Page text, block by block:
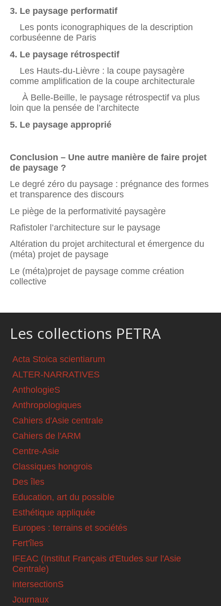
3. Le paysage performatif
Les ponts iconographiques de la description
corbuséenne de Paris
4. Le paysage rétrospectif
Les Hauts-du-Lièvre : la coupe paysagère
comme amplification de la coupe architecturale
À Belle-Beille, le paysage rétrospectif va plus
loin que la pensée de l’architecte
5. Le paysage approprié
Conclusion – Une autre manière de faire projet
de paysage ?
Le degré zéro du paysage : prégnance des formes
et transparence des discours
Le piège de la performativité paysagère
Rafistoler l’architecture sur le paysage
Altération du projet architectural et émergence du
(méta) projet de paysage
Le (méta)projet de paysage comme création
collective
Les collections PETRA
Acta Stoica scientiarum
ALTER-NARRATIVES
AnthologieS
Anthropologiques
Cahiers d'Asie centrale
Cahiers de l'ARM
Centre-Asie
Classiques hongrois
Des îles
Education, art du possible
Esthétique appliquée
Europes : terrains et sociétés
Fert'îles
IFEAC (Institut Français d'Etudes sur l'Asie
Centrale)
intersectionS
Journaux